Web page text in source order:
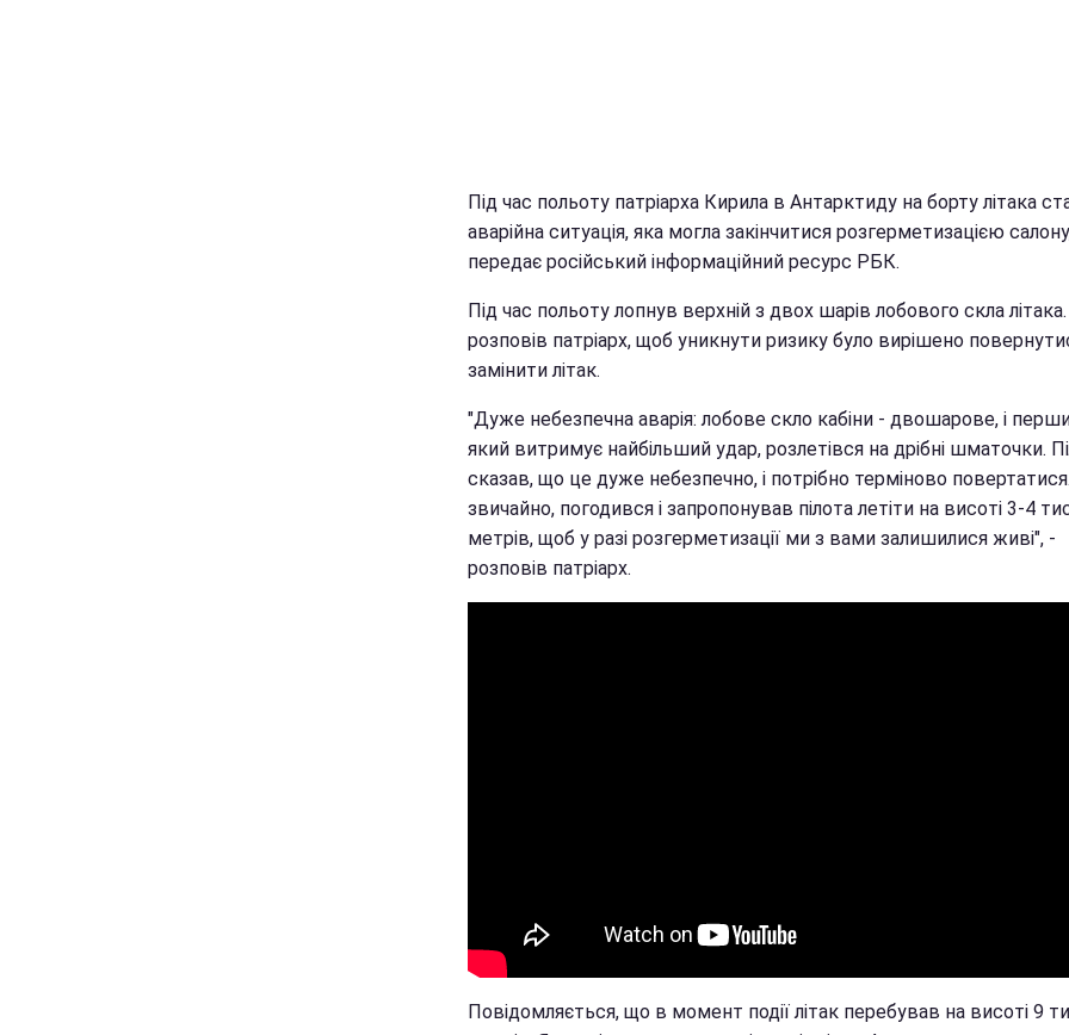
Під час польоту патріарха Кирила в Антарктиду на борту літака
аварійна ситуація, яка могла закінчитися розгерметизацією
передає російський інформаційний ресурс РБК.
Під час польоту лопнув верхній з двох шарів лобового скла
розповів патріарх, щоб уникнути ризику було вирішено
замінити літак.
"Дуже небезпечна аварія: лобове скло кабіни - двошарове, і
який витримує найбільший удар, розлетівся на дрібні шматочки.
сказав, що це дуже небезпечно, і потрібно терміново
звичайно, погодився і запропонував пілота летіти на висоті 3-4
метрів, щоб у разі розгерметизації ми з вами залишилися живі", -
розповів патріарх.
Повідомляється, що в момент події літак перебував на висоті 9